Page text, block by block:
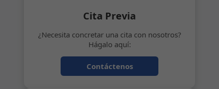
Cita Previa
¿Necesita concretar una cita con nosotros?
Hágalo aquí:
Contáctenos